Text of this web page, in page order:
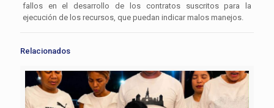
fallos en el desarrollo de los contratos suscritos para la
ejecución de los recursos, que puedan indicar malos manejos.
Relacionados